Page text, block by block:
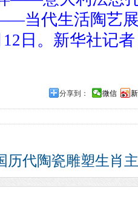
当代生活陶艺
日。 新华社记
分享到： 微信
历代陶瓷雕塑生肖